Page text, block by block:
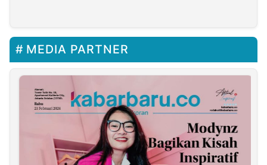
MEDIA PARTNER